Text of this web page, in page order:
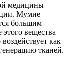
медицины
Мумие
большим
вещества
как
тканей.